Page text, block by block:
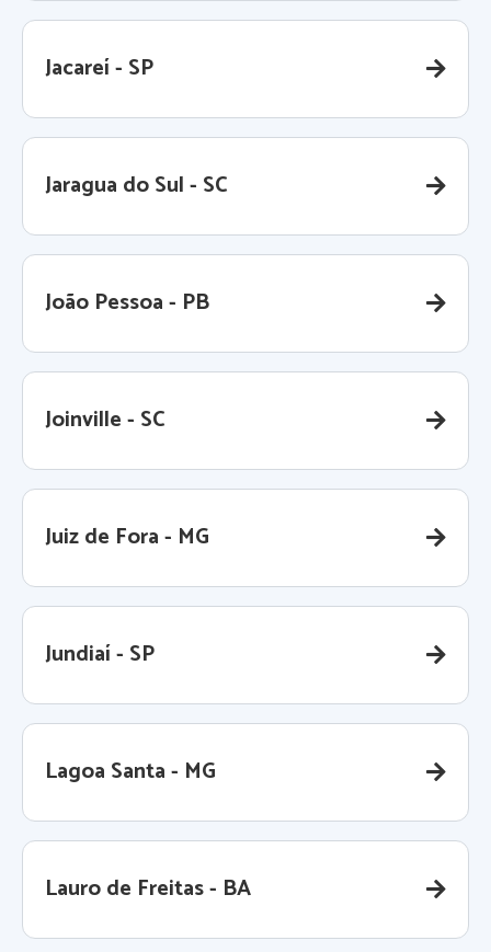
Jacareí - SP
Jaragua do Sul - SC
João Pessoa - PB
Joinville - SC
Juiz de Fora - MG
Jundiaí - SP
Lagoa Santa - MG
Lauro de Freitas - BA